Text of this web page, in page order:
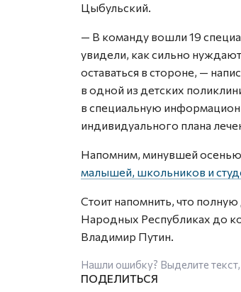
Цыбульский.
— В команду вошли 19
увидели, как сильно
оставаться в стороне, —
в одной из детских
в специальную
индивидуального плана
Напомним, минувшей
малышей, школьников и
Стоит напомнить, что
Народных Республиках до
Владимир Путин.
Нашли ошибку? Выделите